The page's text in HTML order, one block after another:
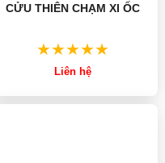
CỬU THIÊN CHẠM XI ỐC
Liên hệ